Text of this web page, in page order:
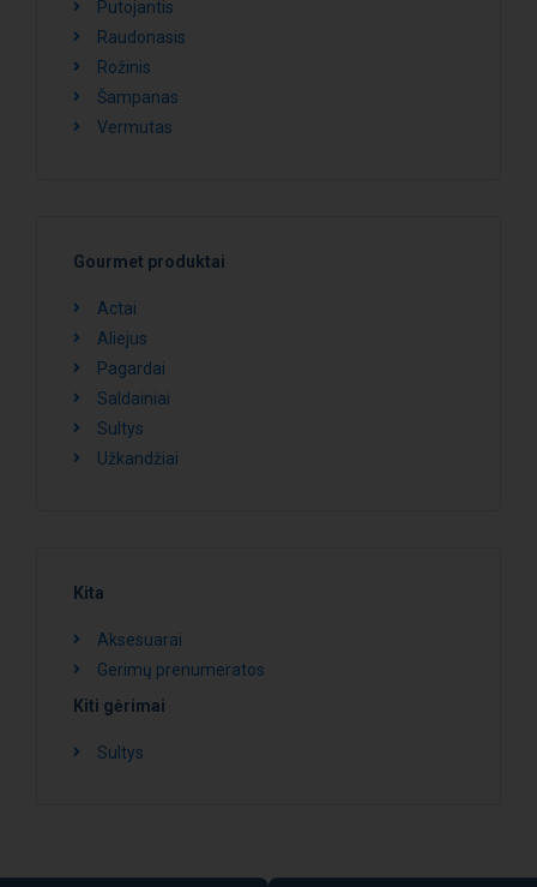
Putojantis
Raudonasis
Rožinis
Šampanas
Vermutas
Gourmet produktai
Actai
Aliejus
Pagardai
Saldainiai
Sultys
Užkandžiai
Kita
Aksesuarai
Gerimų prenumeratos
Kiti gėrimai
Sultys